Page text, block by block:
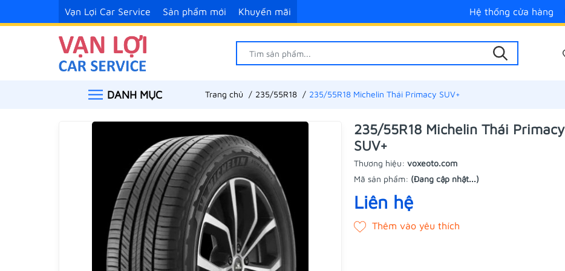
Vạn Lợi Car Service Sản phẩm mới Khuyến mãi Hệ thống cửa hàng
DANH MỤC Trang chủ 235/55R18 235/55R18 Michelin Thái Primacy SUV+
235/55R18 Michelin Thái Primacy
SUV+
Thương hiệu: voxeoto.com
Mã sản phẩm: (Đang cập nhật...)
Liên hệ